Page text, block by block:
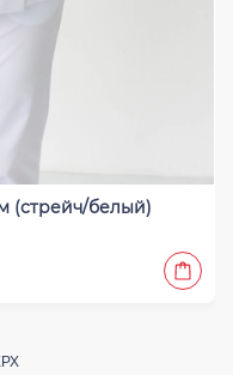
(стрейч/белый)